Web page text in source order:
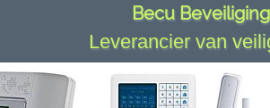
Becu Beveiliging
Leverancier van